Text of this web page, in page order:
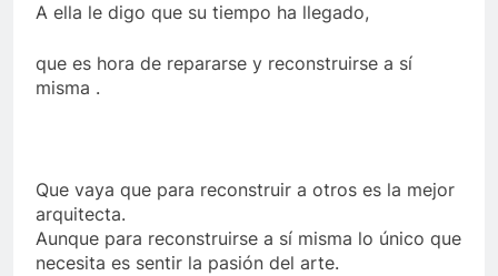
A ella le digo que su tiempo ha llegado,
que es hora de repararse y reconstruirse a sí
misma .
Que vaya que para reconstruir a otros es la mejor
arquitecta.
Aunque para reconstruirse a sí misma lo único que
necesita es sentir la pasión del arte.